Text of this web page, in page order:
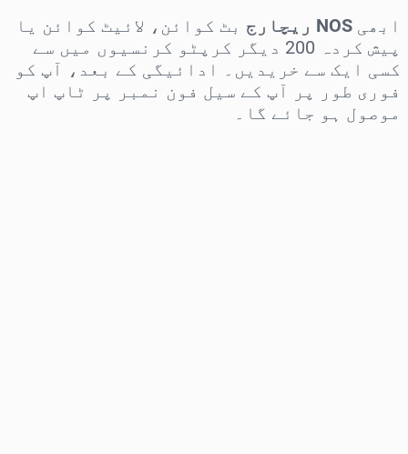
ابھی NOS ریچارج
بٹ کوائن، لائیٹ کوائن یا
پیش کردہ 200 دیگر کرپٹو کرنسیوں میں سے
کسی ایک سے خریدیں۔ ادائیگی کے بعد، آپ کو
فوری طور پر آپ کے سیل فون نمبر پر ٹاپ اپ
موصول ہو جائے گا۔